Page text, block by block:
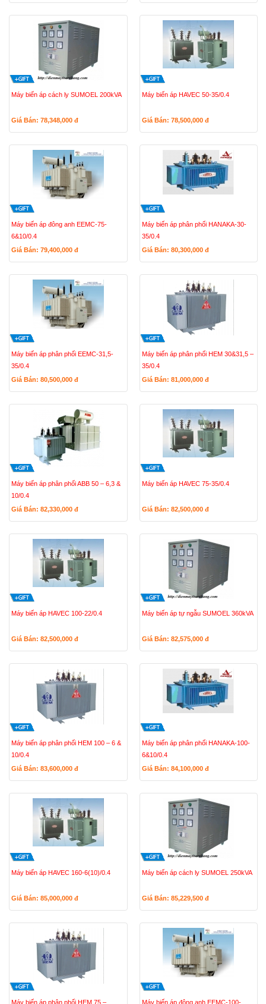
Máy biến áp cách ly SUMOEL 200kVA
Giá Bán: 78,348,000 đ
Máy biến áp HAVEC 50-35/0.4
Giá Bán: 78,500,000 đ
Máy biến áp đông anh EEMC-75-
6&10/0.4
Giá Bán: 79,400,000 đ
Máy biến áp phân phối HANAKA-30-
35/0.4
Giá Bán: 80,300,000 đ
Máy biến áp phân phối EEMC-31,5-
35/0.4
Giá Bán: 80,500,000 đ
Máy biến áp phân phối HEM 30&31,5 –
35/0.4
Giá Bán: 81,000,000 đ
Máy biến áp phân phối ABB 50 – 6,3 &
10/0.4
Giá Bán: 82,330,000 đ
Máy biến áp HAVEC 75-35/0.4
Giá Bán: 82,500,000 đ
Máy biến áp HAVEC 100-22/0.4
Giá Bán: 82,500,000 đ
Máy biến áp tự ngẫu SUMOEL 360kVA
Giá Bán: 82,575,000 đ
Máy biến áp phân phối HEM 100 – 6 &
10/0.4
Giá Bán: 83,600,000 đ
Máy biến áp phân phối HANAKA-100-
6&10/0.4
Giá Bán: 84,100,000 đ
Máy biến áp HAVEC 160-6(10)/0.4
Giá Bán: 85,000,000 đ
Máy biến áp cách ly SUMOEL 250kVA
Giá Bán: 85,229,500 đ
Máy biến áp phân phối HEM 75 – Máy biến áp đông anh EEMC-100-